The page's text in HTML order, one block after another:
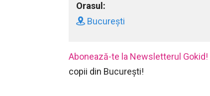
Orasul:
București
Abonează-te la Newsletterul Gokid!
copii din București!